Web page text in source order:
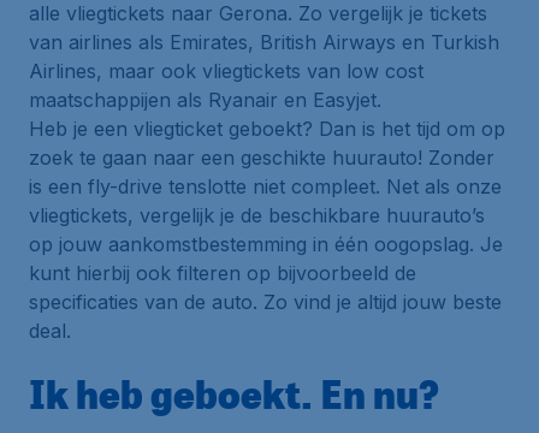
alle vliegtickets naar Gerona. Zo vergelijk je tickets
van airlines als Emirates, British Airways en Turkish
Airlines, maar ook vliegtickets van low cost
maatschappijen als Ryanair en Easyjet.
Heb je een vliegticket geboekt? Dan is het tijd om op
zoek te gaan naar een geschikte huurauto! Zonder
is een fly-drive tenslotte niet compleet. Net als onze
vliegtickets, vergelijk je de beschikbare huurauto’s
op jouw aankomstbestemming in één oogopslag. Je
kunt hierbij ook filteren op bijvoorbeeld de
specificaties van de auto. Zo vind je altijd jouw beste
deal.
Ik heb geboekt. En nu?